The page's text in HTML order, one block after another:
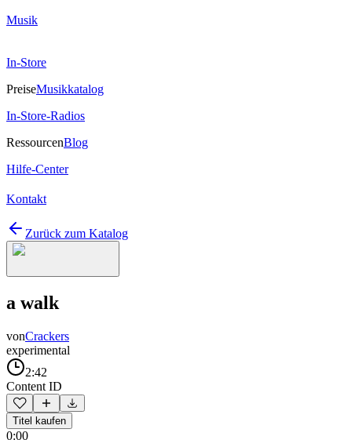
Musik
In-Store
PreiseMusikkatalog
In-Store-Radios
RessourcenBlog
Hilfe-Center
Kontakt
Zurück zum Katalog
a walk
vonCrackers
experimental
2:42
Content ID
Titel kaufen
0:00